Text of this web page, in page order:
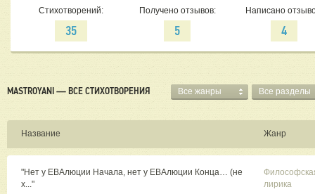
Стихотворений:
35
Получено отзывов:
5
Написано
4
MASTROYANI — ВСЕ СТИХОТВОРЕНИЯ Все жанры Все разделы
Название Жанр
"Нет у ЕВАлюции Начала, нет у ЕВАлюции Конца… (не
х..."
лирика